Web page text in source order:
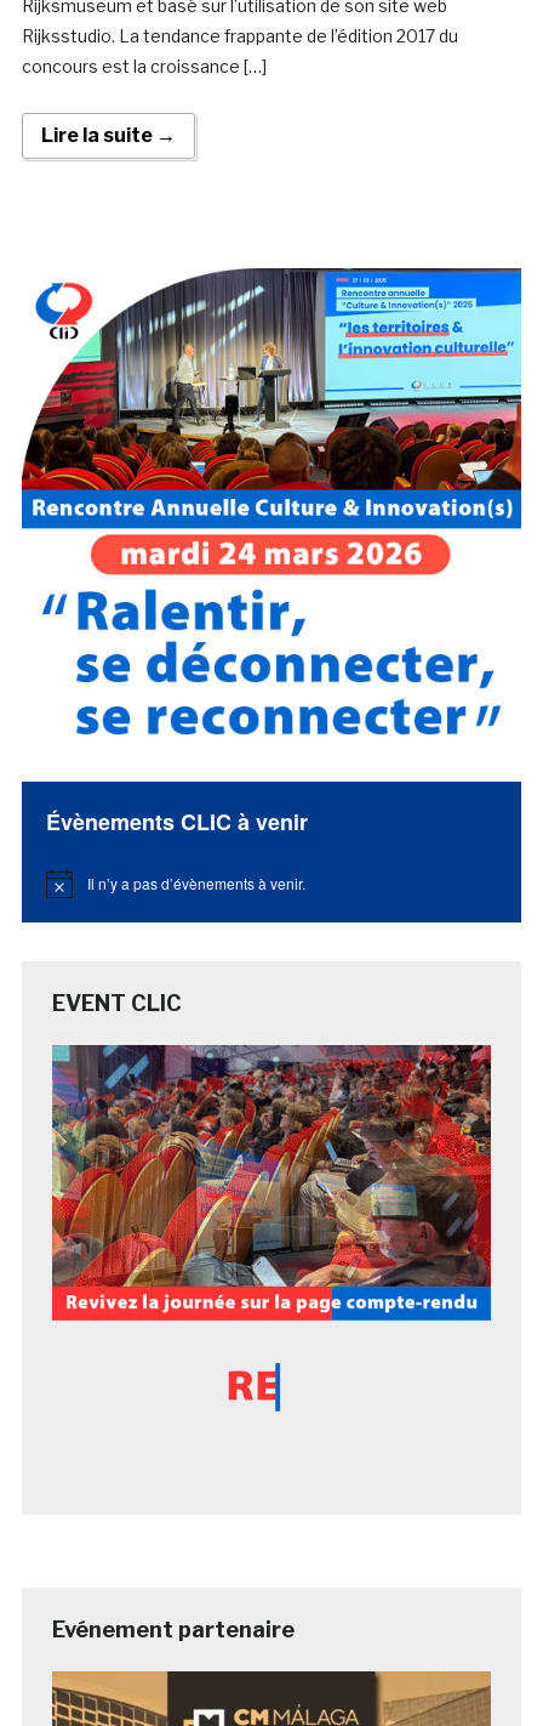
Rijksmuseum et basé sur l’utilisation de son site web
Rijksstudio. La tendance frappante de l’édition 2017 du
concours est la croissance […]
Lire la suite →
Évènements CLIC à venir
Notice Il n’y a pas d’évènements à venir.
EVENT CLIC
Evénement partenaire